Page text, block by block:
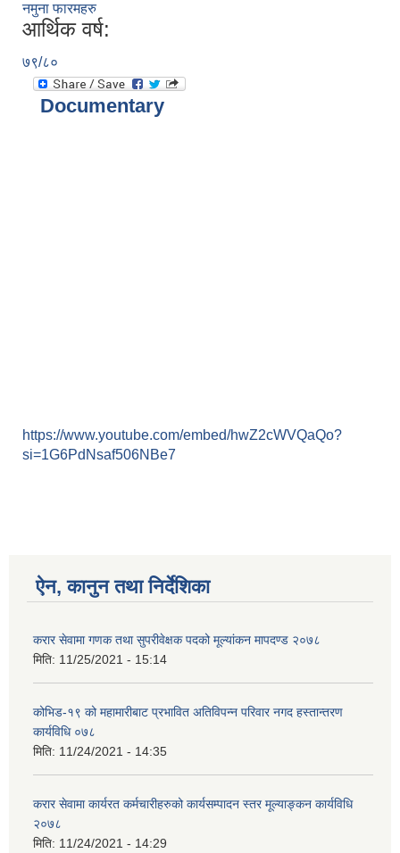
नमुना फारमहरु
आर्थिक वर्ष:
७९/८०
Documentary
https://www.youtube.com/embed/hwZ2cWVQaQo?
si=1G6PdNsaf506NBe7
ऐन, कानुन तथा निर्देशिका
करार सेवामा गणक तथा सुपरीवेक्षक पदको मूल्यांकन मापदण्ड २०७८
मिति: 11/25/2021 - 15:14
कोभिड-१९ को महामारीबाट प्रभावित अतिविपन्न परिवार नगद हस्तान्तरण
कार्यविधि ०७८
मिति: 11/24/2021 - 14:35
करार सेवामा कार्यरत कर्मचारीहरुको कार्यसम्पादन स्तर मूल्याङ्कन कार्यविधि
२०७८
मिति: 11/24/2021 - 14:29